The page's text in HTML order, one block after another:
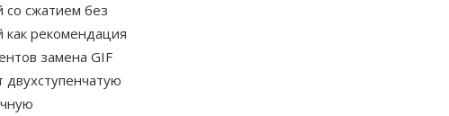
сжатием без
как рекомендация
замена GIF
двухступенчатую